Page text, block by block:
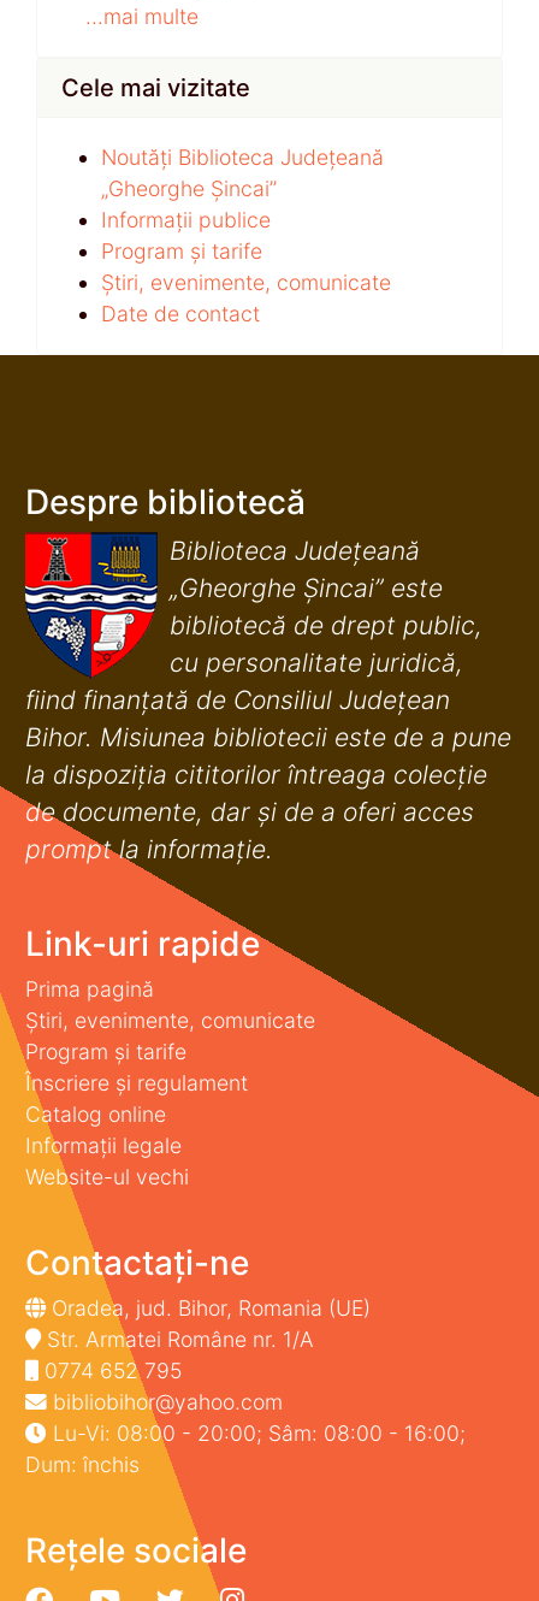
...mai multe
Cele mai vizitate
Noutăți Biblioteca Județeană
„Gheorghe Șincai”
Informații publice
Program și tarife
Știri, evenimente, comunicate
Date de contact
Despre bibliotecă
Biblioteca Județeană
„Gheorghe Șincai” este
bibliotecă de drept public,
cu personalitate juridică,
fiind finanţată de Consiliul Judeţean
Bihor. Misiunea bibliotecii este de a pune
la dispoziţia cititorilor întreaga colecţie
de documente, dar şi de a oferi acces
prompt la informaţie.
Link-uri rapide
Prima pagină
Știri, evenimente, comunicate
Program și tarife
Înscriere și regulament
Catalog online
Informații legale
Website-ul vechi
Contactați-ne
Oradea, jud. Bihor, Romania (UE)
Str. Armatei Române nr. 1/A
0774 652 795
bibliobihor@yahoo.com
Lu-Vi: 08:00 - 20:00; Sâm: 08:00 - 16:00;
Dum: închis
Rețele sociale